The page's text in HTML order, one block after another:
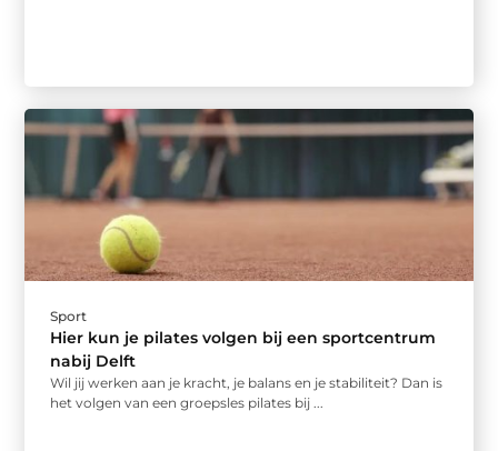
Sport
Hier kun je pilates volgen bij een sportcentrum
nabij Delft
Wil jij werken aan je kracht, je balans en je stabiliteit? Dan is
het volgen van een groepsles pilates bij ...